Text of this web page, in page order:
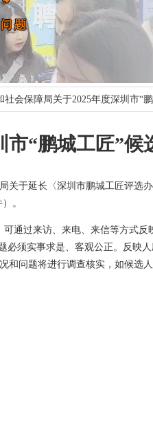
会保障局关于2025年度深圳市“
“鹏城工匠”候
于延长〈深圳市鹏城工匠评选办
。
通过来访、来电、来信等方式反
必须实事求是、客观公正。反映
和问题将进行调查核实，如候选